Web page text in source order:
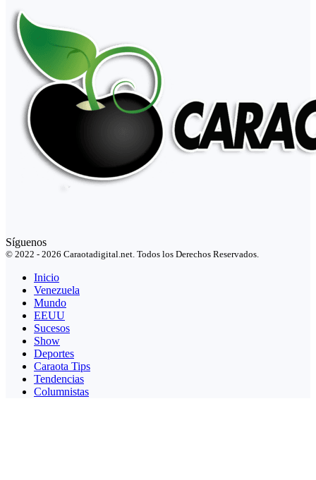
Síguenos
© 2022 - 2026 Caraotadigital.net. Todos los Derechos Reservados.
Inicio
Venezuela
Mundo
EEUU
Sucesos
Show
Deportes
Caraota Tips
Tendencias
Columnistas